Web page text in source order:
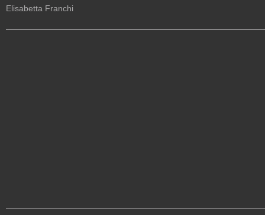
Elisabetta Franchi